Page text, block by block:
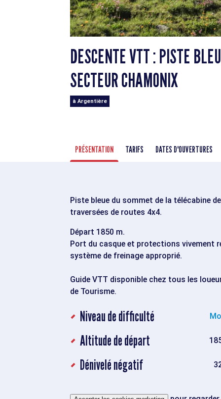
DESCENTE VTT : PISTE
SECTEUR CHAMONIX
à Argentière
PRÉSENTATION TARIFS DATES D'OUVERTURES
Piste bleue du sommet de la télécabine
traversées de routes 4x4.
Départ 1850 m.
Port du casque et protections vivement
système de freinage approprié.
Guide VTT disponible chez tous les
de Tourisme.
Niveau de difficulté
Altitude de départ
Dénivelé négatif